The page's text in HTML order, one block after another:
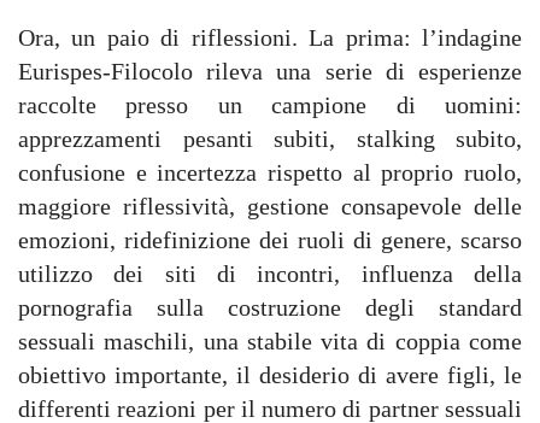
Ora, un paio di riflessioni. La prima: l’indagine
Eurispes-Filocolo rileva una serie di esperienze
raccolte presso un campione di uomini:
apprezzamenti pesanti subiti, stalking subito,
confusione e incertezza rispetto al proprio ruolo,
maggiore riflessività, gestione consapevole delle
emozioni, ridefinizione dei ruoli di genere, scarso
utilizzo dei siti di incontri, influenza della
pornografia sulla costruzione degli standard
sessuali maschili, una stabile vita di coppia come
obiettivo importante, il desiderio di avere figli, le
differenti reazioni per il numero di partner sessuali